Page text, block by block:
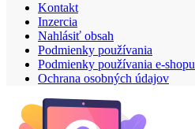
Kontakt
Inzercia
Nahlásiť obsah
Podmienky používania
Podmienky používania e-shopu
Ochrana osobných údajov